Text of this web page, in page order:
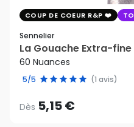
COUP DE COEUR R&P
Sennelier
La Gouache Extra-fine
60 Nuances
5/5 (1 avis)
Dès 5,15 €